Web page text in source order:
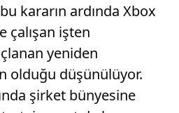
kararın ardında Xbox
çalışan işten
yeniden
olduğu düşünülüyor.
şirket bünyesine